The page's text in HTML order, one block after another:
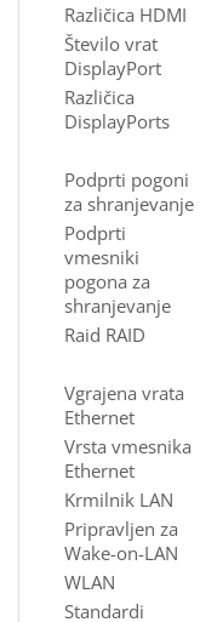
Različica HDMI
Število vrat
DisplayPort
Različica
DisplayPorts
Podprti pogoni
za shranjevanje
Podprti
vmesniki
pogona za
shranjevanje
Raid RAID
Vgrajena vrata
Ethernet
Vrsta vmesnika
Ethernet
Krmilnik LAN
Pripravljen za
Wake-on-LAN
WLAN
Standardi